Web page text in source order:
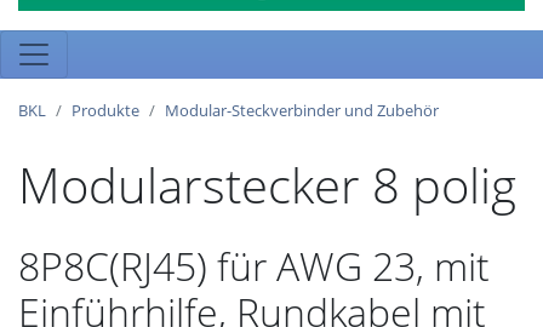
BKL Produkte Modular-Steckverbinder und Zubehör
Modularstecker 8 polig
8P8C(RJ45) für AWG 23, mit
Einführhilfe, Rundkabel mit